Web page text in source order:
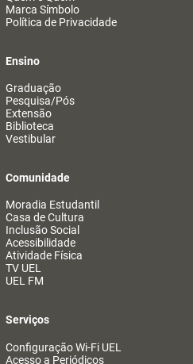
Marca Símbolo
Política de Privacidade
Ensino
Graduação
Pesquisa/Pós
Extensão
Biblioteca
Vestibular
Comunidade
Moradia Estudantil
Casa de Cultura
Inclusão Social
Acessibilidade
Atividade Física
TV UEL
UEL FM
Serviços
Configuração Wi-Fi UEL
Acesso a Periódicos